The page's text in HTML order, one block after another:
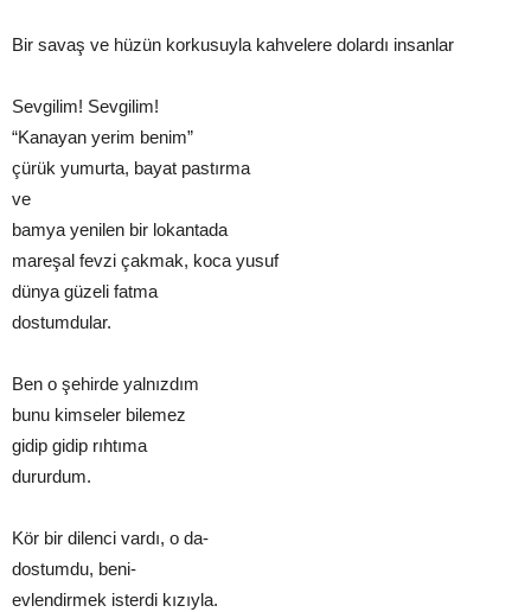
Bir savaş ve hüzün korkusuyla kahvelere dolardı insanlar
Sevgilim! Sevgilim!
“Kanayan yerim benim”
çürük yumurta, bayat pastırma
ve
bamya yenilen bir lokantada
mareşal fevzi çakmak, koca yusuf
dünya güzeli fatma
dostumdular.
Ben o şehirde yalnızdım
bunu kimseler bilemez
gidip gidip rıhtıma
dururdum.
Kör bir dilenci vardı, o da-
dostumdu, beni-
evlendirmek isterdi kızıyla.